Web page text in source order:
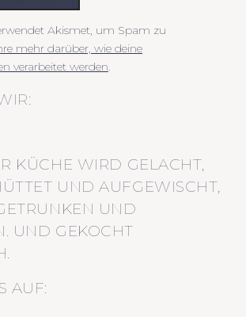
Akismet, um Spam zu
mehr darüber, wie deine
verarbeitet werden.
KÜCHE WIRD GELACHT,
UND AUFGEWISCHT,
UND
UND GEKOCHT
AUF: